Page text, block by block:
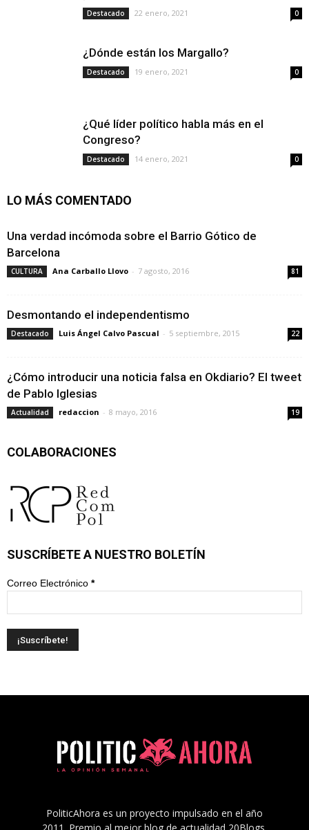
Destacado 22 enero, 2021 0
¿Dónde están los Margallo?
Destacado 19 enero, 2021 0
¿Qué líder político habla más en el
Congreso?
Destacado 14 enero, 2021 0
LO MÁS COMENTADO
Una verdad incómoda sobre el Barrio Gótico de
Barcelona
CULTURA Ana Carballo Llovo - 7 agosto, 2016 81
Desmontando el independentismo
Destacado Luis Ángel Calvo Pascual - 5 septiembre, 2015 22
¿Cómo introducir una noticia falsa en Okdiario? El tweet
de Pablo Iglesias
Actualidad redaccion - 8 mayo, 2016 19
COLABORACIONES
SUSCRÍBETE A NUESTRO BOLETÍN
Correo Electrónico *
PoliticAhora es un proyecto impulsado en el año